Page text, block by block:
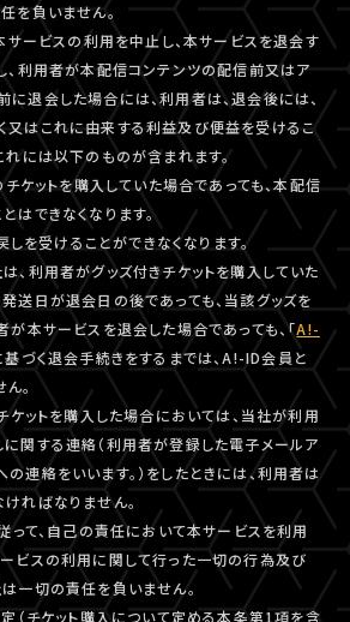
を負いません。
ービスの利用を中止し、本サービスを退会す
、利用者が本配信コンテンツの配信前又はア
退会した場合には、利用者は、退会後には、
又はこれに由来する利益及び便益を受けるこ
れには以下のものが含まれます。
ケットを購入していた場合であっても、本配信
はできなくなります。
を受けることができなくなります。
、利用者がグッズ付きチケットを購入していた
送日が退会日の後であっても、当該グッズを
が本サービスを退会した場合であっても、「A!-
基づく退会手続きをするまでは、A!-ID会員と
。
ケットを購入した場合においては、当社が利用
関する連絡（利用者が登録した電子メールア
連絡をいいます。）をしたときには、利用者は
ればなりません。
って、自己の責任において本サービスを利用
ービスの利用に関して行った一切の行為及び
一切の責任を負いません。
（チケット購入について定める本条第1項を含